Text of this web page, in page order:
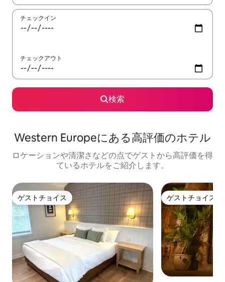
チェックイン
チェックアウト
検索
Western Europeにある高⁠評⁠価⁠のホ⁠テ⁠ル
ロケーションや清潔さなどの点でゲストから高評価を得
ているホテルをご紹介します。
ゲストチョイス
ゲストチョイス ゲストチョイス
ゲストチョイス